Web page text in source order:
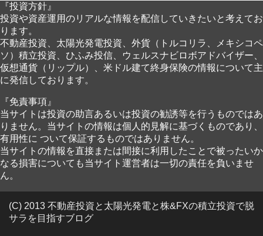
『投資方針』
投資や資産運用のリアルな情報を配信していきたいと考えてお
ります。
不動産投資、太陽光発電投資、外貨（トルコリラ、メキシコペ
ソ）積立投資、ひふみ投信、ウェルスナビロボアドバイザー、
仮想通貨（リップル）、米ドル建て終身保険の情報について主
に発信しております。
『免責事項』
当サイトは投資の助言あるいは投資の勧誘等を行うものではあ
りません。当サイトの情報は個人的見解に基づくものであり、
有用性に ついて保証するものではありません。
当サイトの情報を直接または間接に利用したことで被ったいか
なる損害についても当サイト運営者は一切の責任を負いませ
ん。
(C) 2013 不動産投資と太陽光発電と株&FXの積立投資で脱
サラを目指すブログ